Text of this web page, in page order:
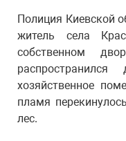
Полиция Киевской
житель села
собственном
хозяйственное
пламя
лес.